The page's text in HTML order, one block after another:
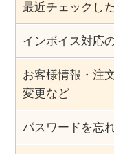
最近チェックし
インボイス対応
お客様情報・注
変更など
パスワードを忘